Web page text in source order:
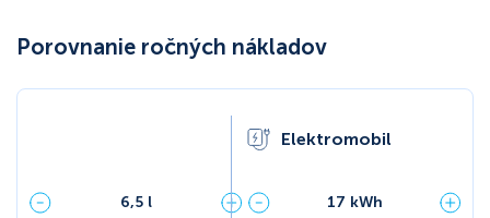
Porovnanie ročných nákladov
6,5l
Elektromobil
17 kWh